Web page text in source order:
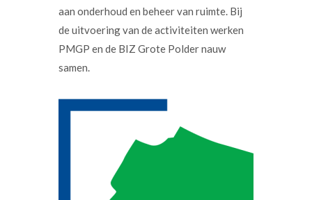
aan onderhoud en beheer van ruimte. Bij
de uitvoering van de activiteiten werken
PMGP en de BIZ Grote Polder nauw
samen.